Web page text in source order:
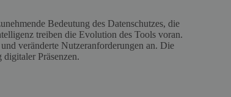
Bedeutung des Datenschutzes, die
treiben die Evolution des Tools voran.
veränderte Nutzeranforderungen an. Die
Präsenzen.